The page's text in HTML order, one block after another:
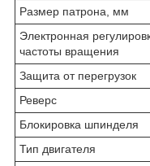
Размер патрона, мм
Электронная
частоты вращения
Защита от перегрузок
Реверс
Блокировка шпинделя
Тип двигателя